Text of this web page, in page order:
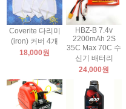
Coverite 다리미
(iron) 커버 4개
18,000원
HBZ-B 7.4v
2200mAh 2S
35C Max 70C 수
신기 배터리
24,000원